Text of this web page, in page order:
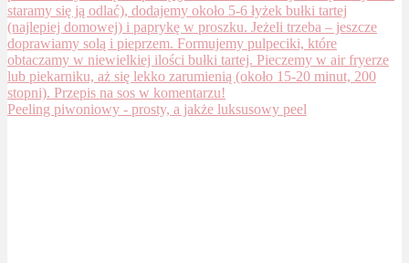
Peeling piwoniowy - prosty, a jakże luksusowy peel